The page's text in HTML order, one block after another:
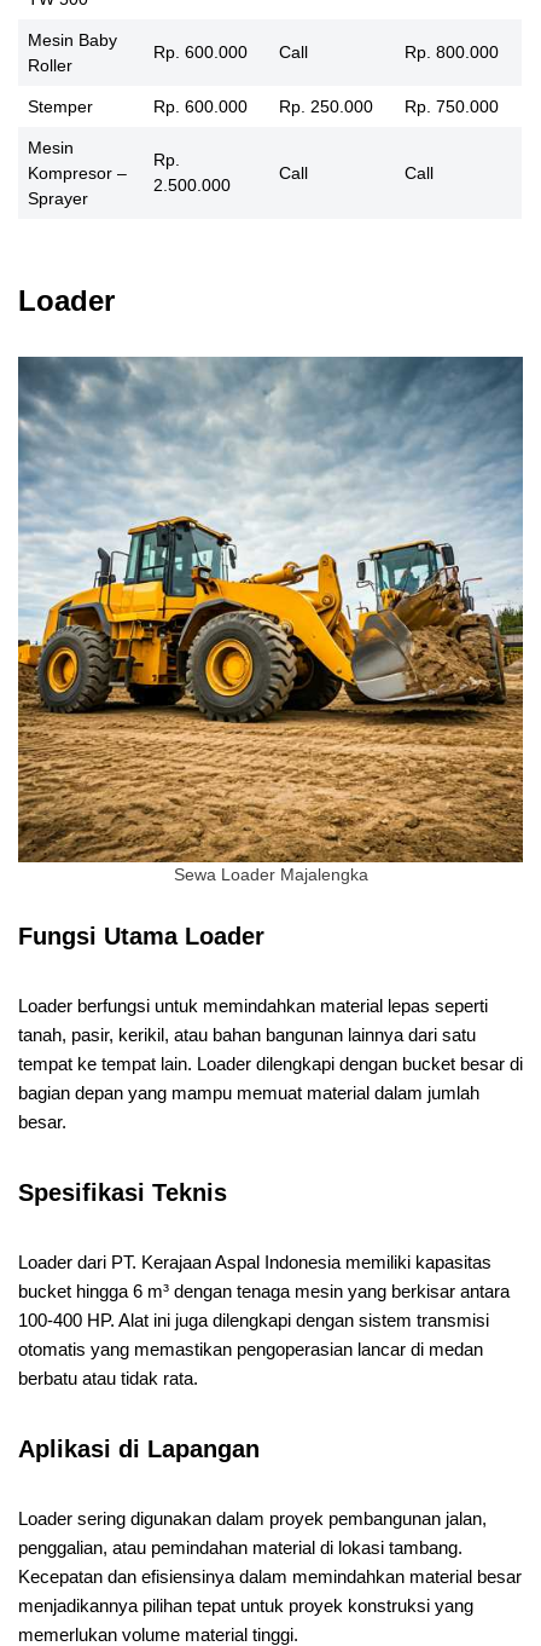
Mesin Baby
Roller
Rp. 600.000 Call Rp. 800.000
Stemper Rp. 600.000 Rp. 250.000 Rp. 750.000
Mesin
Kompresor –
Sprayer
Rp.
2.500.000
Call Call
Loader
Sewa Loader Majalengka
Fungsi Utama Loader
Loader berfungsi untuk memindahkan material lepas seperti
tanah, pasir, kerikil, atau bahan bangunan lainnya dari satu
tempat ke tempat lain. Loader dilengkapi dengan bucket besar di
bagian depan yang mampu memuat material dalam jumlah
besar.
Spesifikasi Teknis
Loader dari PT. Kerajaan Aspal Indonesia memiliki kapasitas
bucket hingga 6 m³ dengan tenaga mesin yang berkisar antara
100-400 HP. Alat ini juga dilengkapi dengan sistem transmisi
otomatis yang memastikan pengoperasian lancar di medan
berbatu atau tidak rata.
Aplikasi di Lapangan
Loader sering digunakan dalam proyek pembangunan jalan,
penggalian, atau pemindahan material di lokasi tambang.
Kecepatan dan efisiensinya dalam memindahkan material besar
menjadikannya pilihan tepat untuk proyek konstruksi yang
memerlukan volume material tinggi.